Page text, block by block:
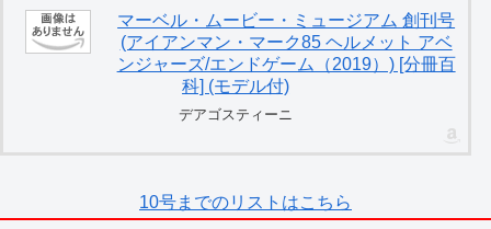
マーベル・ムービー・ミュージアム 創刊号
(アイアンマン・マーク85 ヘルメット アベ
ンジャーズ/エンドゲーム（2019）) [分冊百
科] (モデル付)
デアゴスティーニ
10号までのリストはこちら